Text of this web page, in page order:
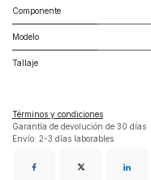
Componente
Modelo
Tallaje
Términos y condiciones
Garantía de devolución de 30 días
Envío: 2-3 días laborables